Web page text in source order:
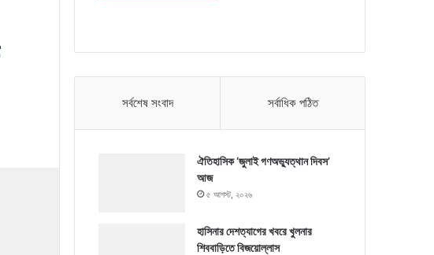
সর্বশেষ সংবাদ সর্বাধিক পঠিত
ঐতিহাসিক ‘জুলাই গণঅভ্যুত্থান দিবস’
আজ
৫ আগস্ট, ২০২৬
হাসিনার দেশত্যাগের খবরে খুলনার
শিববাড়িতে বিজয়োল্লাস